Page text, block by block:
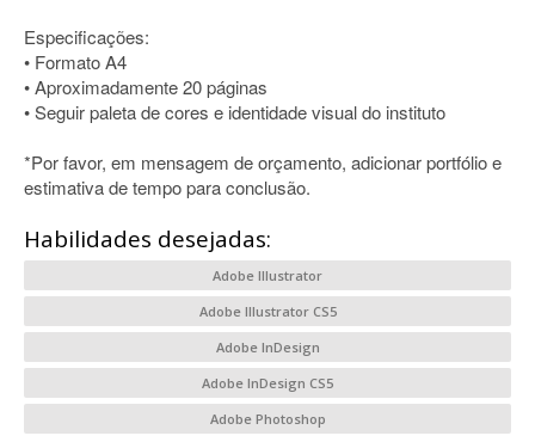
Especificações:
• Formato A4
• Aproximadamente 20 páginas
• Seguir paleta de cores e identidade visual do instituto
*Por favor, em mensagem de orçamento, adicionar portfólio e
estimativa de tempo para conclusão.
Habilidades desejadas:
Adobe Illustrator
Adobe Illustrator CS5
Adobe InDesign
Adobe InDesign CS5
Adobe Photoshop